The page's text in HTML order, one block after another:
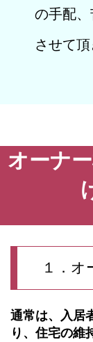
の手配
させて頂
オーナ
１．オ
通常は、入居
り、住宅の維